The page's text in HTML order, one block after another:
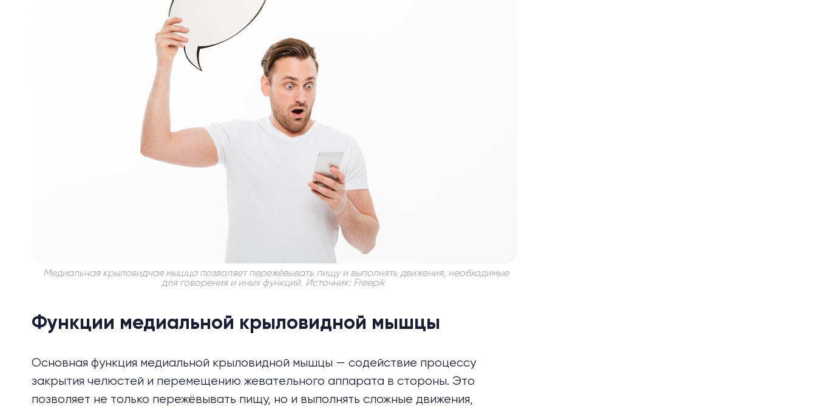
Медиальная крыловидная мышца позволяет пережёвывать пищу и выполнять движения, необходимые
для говорения и иных функций. Источник: Freepik
Функции медиальной крыловидной мышцы
Основная функция медиальной крыловидной мышцы — содействие процессу
закрытия челюстей и перемещению жевательного аппарата в стороны. Это
позволяет не только пережёвывать пищу, но и выполнять сложные движения,